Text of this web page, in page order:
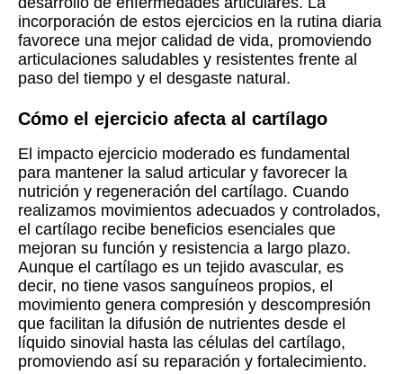
incorporación de estos ejercicios en la rutina diaria
favorece una mejor calidad de vida, promoviendo
articulaciones saludables y resistentes frente al
paso del tiempo y el desgaste natural.
Cómo el ejercicio afecta al cartílago
El impacto ejercicio moderado es fundamental
para mantener la salud articular y favorecer la
nutrición y regeneración del cartílago. Cuando
realizamos movimientos adecuados y controlados,
el cartílago recibe beneficios esenciales que
mejoran su función y resistencia a largo plazo.
Aunque el cartílago es un tejido avascular, es
decir, no tiene vasos sanguíneos propios, el
movimiento genera compresión y descompresión
que facilitan la difusión de nutrientes desde el
líquido sinovial hasta las células del cartílago,
promoviendo así su reparación y fortalecimiento.